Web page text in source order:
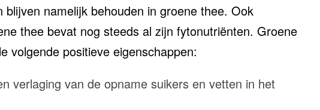
blijven namelijk behouden in groene thee. Ook
thee bevat nog steeds al zijn fytonutriënten. Groene
volgende positieve eigenschappen:
verlaging van de opname suikers en vetten in het